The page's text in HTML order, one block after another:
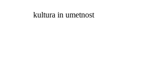
kultura in umetnost